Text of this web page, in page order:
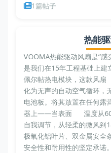
1篇帖子
热能
VOOMA热能驱动风扇是“
是我们在15年工程基础上建
佩尔帖热电模块，这款风
化为无声的自动空气循环，
电池板。将其放置在任何露
器上——当表面 温度从
自我调节，从轻柔的微风到
极氧化铝叶片、双金属安全
安全性和耐用性的坚定承诺